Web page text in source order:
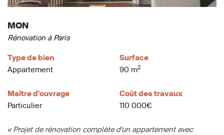
MON
Rénovation à Paris
Type de bien
Appartement
Surface
90 m2
Maître d'ouvrage
Particulier
Coût des travaux
110 000€
« Projet de rénovation complète d'un appartement avec